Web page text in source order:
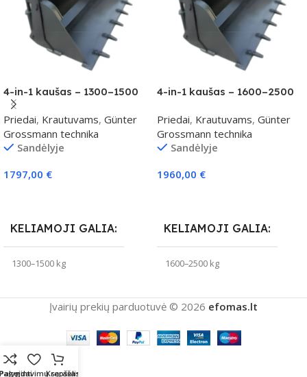
4-in-1 kaušas – 1300–1500
kg klasei
Priedai, Krautuvams, Günter
Grossmann technika
Sandėlyje
1797,00 €
KELIAMOJI GALIA
1300–1500 kg
4-in-1 kaušas – 1600–2500
Priedai, Krautuvams, Günter
Grossmann technika
Sandėlyje
1960,00 €
KELIAMOJI GALIA
1600–2500 kg
Įvairių prekių parduotuvė © 2026 efomas.lt
sąrašas
Krepšelis